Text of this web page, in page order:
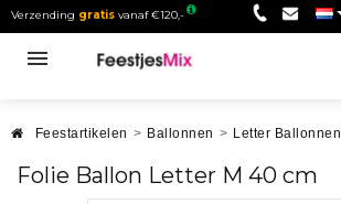
Verzending gratis vanaf €120,-
Feestartikelen > Ballonnen > Letter Ballonnen
Folie Ballon Letter M 40 cm